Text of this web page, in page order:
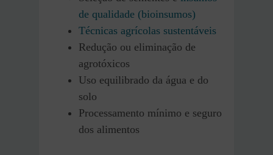
de qualidade (bioinsumos)
Técnicas agrícolas sustentáveis
Redução ou eliminação de
agrotóxicos
Uso equilibrado da água e do
solo
Processamento mínimo e seguro
dos alimentos